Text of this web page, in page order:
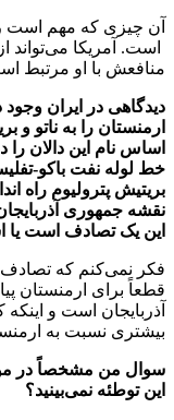
آن چیزی که مهم است
است. آمریکا می‌تواند
منافعش با او مرتبط
دیدگاهی در ایران وجود
ارمنستان را به ناتو و
اساس نام این دالان را
بریتیش پترولیوم
نقشه جمهوری
این یک تصادف است یا
فکر نمی‌کنم که تصادف
قطعاً برای ارمنستان
آذربایجان است و اینکه
بیشتری نسبت به
سوال من مشخصاً در
این توطئه نمی‌بینید؟